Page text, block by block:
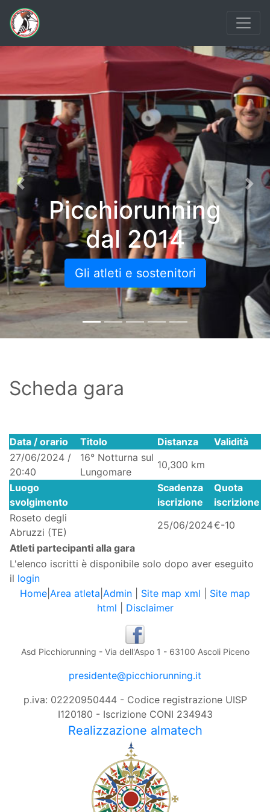
Picchiorunning
dal 2014
Gli atleti e sostenitori
Previous
Scheda gara
Data / orario Titolo Distanza
Validità
27/06/2024 /
20:40
16° Notturna sul
Lungomare
10,300 km
Luogo
svolgimento
Scadenza
iscrizione
Quota
iscrizione
Roseto degli
Abruzzi (TE)
25/06/2024€-10
Atleti partecipanti alla gara
L'elenco iscritti è disponibile solo dopo aver eseguito
il login
Home Area atleta Admin Site map xml
Site map
html
Disclaimer
Asd Picchiorunning - Via dell'Aspo 1 - 63100 Ascoli Piceno
presidente@picchiorunning.it
p.iva: 02220950444 - Codice registrazione UISP
I120180 - Iscrizione CONI 234943
Realizzazione almatech